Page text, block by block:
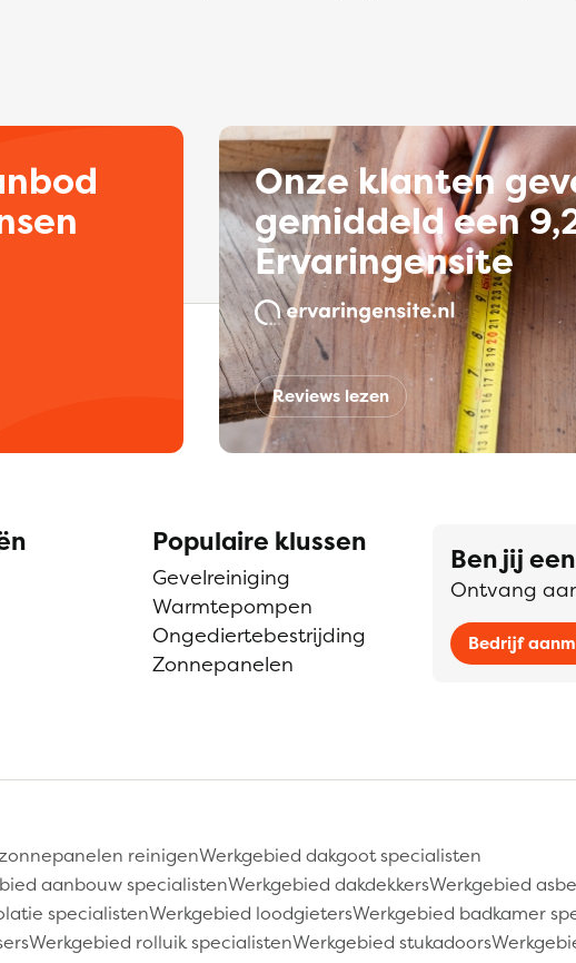
Onze klanten
gemiddeld een
Ervaringensite
Reviews lezen
Populaire klussen
Gevelreiniging
Warmtepompen
Ongediertebestrijding
Zonnepanelen
Ben jij
Ontvang
Bedrijf
reinigenWerkgebied dakgoot specialisten
aanbouw specialistenWerkgebied dakdekkersWerkgebied
specialistenWerkgebied loodgietersWerkgebied badkamer
Werkgebied rolluik specialistenWerkgebied stukadoors